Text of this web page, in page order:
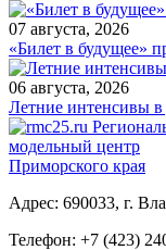
07 августа, 2026
«Билет в будущее»
06 августа, 2026
Летние интенсивы в
модельный центр
Приморского края
Адрес: 690033, г.
Телефон: +7 (423)